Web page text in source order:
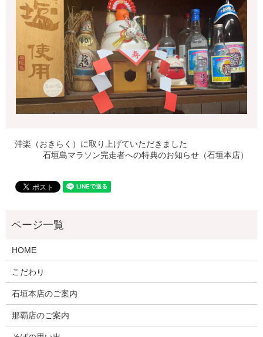
沖楽（おきらく）に取り上げていただきました
石垣島マラソン完走者への特典のお知らせ（石垣本店）
HOME
こだわり
石垣本店のご案内
那覇店のご案内